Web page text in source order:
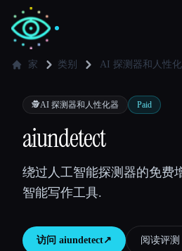
✍️写作者
💻
🎓学生
家 类别 AI 探测器和人性
🕵️AI 探测器和人性化器 Paid
aiundetect
绕过人工智能探测器的免费
智能写作工具.
访问 aiundetect↗︎ 阅读评测